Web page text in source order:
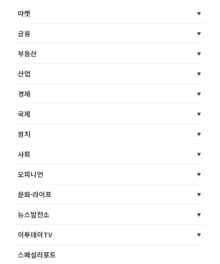
마켓
금융
부동산
산업
경제
국제
정치
사회
오피니언
문화·라이프
뉴스발전소
이투데이TV
스페셜리포트